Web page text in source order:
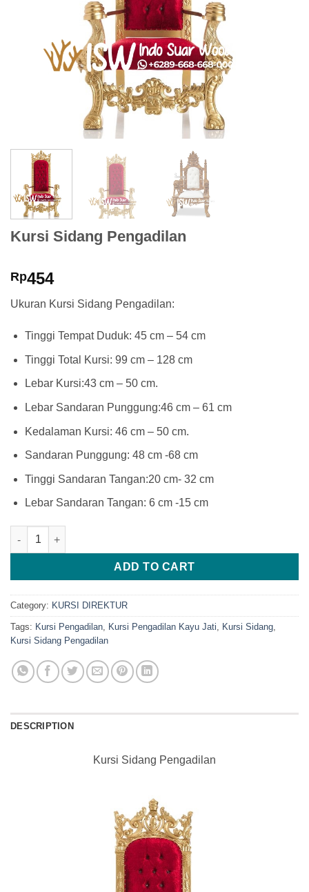
Kursi Sidang Pengadilan
Rp454
Ukuran Kursi Sidang Pengadilan:
Tinggi Tempat Duduk: 45 cm – 54 cm
Tinggi Total Kursi: 99 cm – 128 cm
Lebar Kursi:43 cm – 50 cm.
Lebar Sandaran Punggung:46 cm – 61 cm
Kedalaman Kursi: 46 cm – 50 cm.
Sandaran Punggung: 48 cm -68 cm
Tinggi Sandaran Tangan:20 cm- 32 cm
Lebar Sandaran Tangan: 6 cm -15 cm
Kursi Sidang Pengadilan quantity
ADD TO CART
Category: KURSI DIREKTUR
Tags: Kursi Pengadilan, Kursi Pengadilan Kayu Jati, Kursi Sidang,
Kursi Sidang Pengadilan
DESCRIPTION
Kursi Sidang Pengadilan